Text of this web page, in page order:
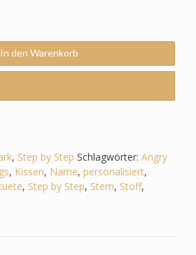
In den Warenkorb
, Step by Step Schlagwörter: Angry
, Kissen, Name, personalisiert,
, Step by Step, Stern, Stoff,